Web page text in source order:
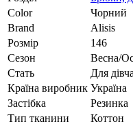
Color
Чорний
Brand
Alisis
Розмір
146
Сезон
Весна/
Стать
Для
Країна виробник Україна
Застібка
Резинка
Тип тканини
Коттон